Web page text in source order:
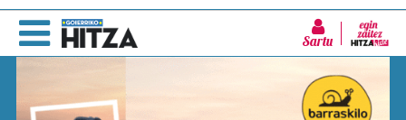
Sartu